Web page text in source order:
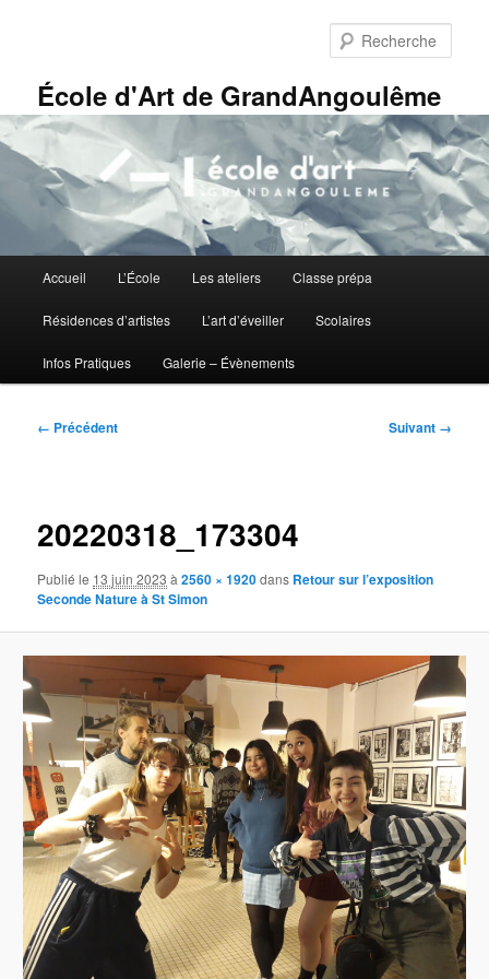
principalÉcole d'Art de GrandAngoulême
principal
Accueil L’École Les ateliers Classe prépa
Résidences d’artistes L’art d’éveiller Scolaires
Infos Pratiques Galerie – Évènements
Navigation
← Précédent Suivant →
20220318_173304
Publié le 13 juin 2023 à2560 × 1920dans Retour sur l’exposition
Seconde Nature à St Simon